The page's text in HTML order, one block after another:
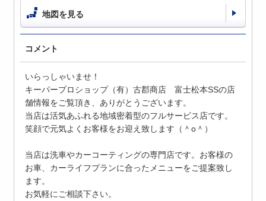
地図を見る
コメント
いらっしゃいませ！
キーパープロショップ（有）古郡商店 富士松本SSの店
舗情報をご覧頂き、ありがとうございます。
当店は活気あふれる地域密着型のフルサービス店です。
笑顔で元気よくお客様をお迎え致します（＾o＾）
当店は洗車やカーコーティングの専門店です。お客様の
お車、カーライフプランに合ったメニューをご提案致し
ます。
お気軽にご相談下さい。